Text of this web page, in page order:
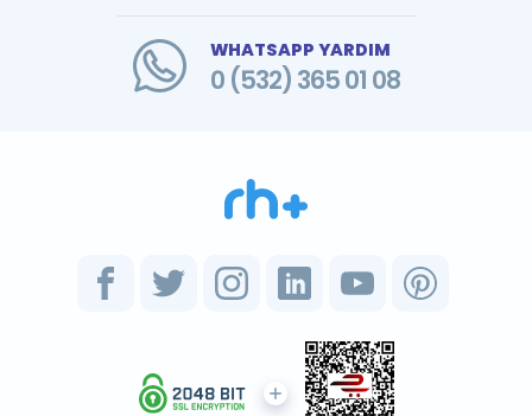
WHATSAPP YARDIM
0 (532) 365 01 08